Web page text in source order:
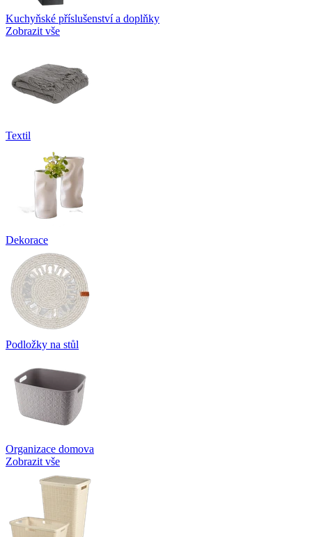
Kuchyňské příslušenství a doplňky
Zobrazit vše
Textil
Dekorace
Podložky na stůl
Organizace domova
Zobrazit vše